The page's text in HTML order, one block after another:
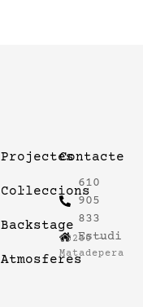
Projectes
Col·leccions
Backstage
Atmosferes
Contacte
610
905
833
Estudi
08230 –
Matadepera